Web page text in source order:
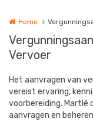
Home
Vervoer
Het aanvragen van
vereist ervaring,
voorbereiding. Martlé
aanvragen en